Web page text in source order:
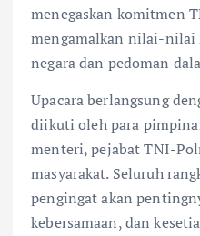
menegaskan komitmen
mengamalkan nilai-nilai
negara dan pedoman
Upacara berlangsung
diikuti oleh para
menteri, pejabat TNI-
masyarakat. Seluruh
pengingat akan
kebersamaan, dan